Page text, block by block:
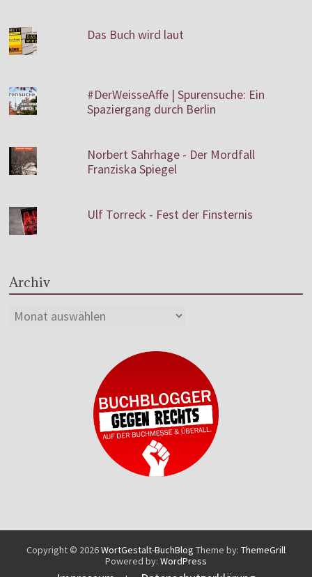
Das Buch wird laut
#DerWeisseAffe | Spurensuche: Ein
Spaziergang durch Berlin
Norbert Sahrhage - Der Mordfall
Franziska Spiegel
Ulf Torreck - Fest der Finsternis
Archiv
Copyright © 2026WortGestalt-BuchBlog Theme by: ThemeGrill
Powered by: WordPress